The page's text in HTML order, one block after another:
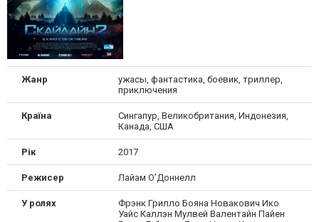
Жанр
ужасы, фантастика, боевик, триллер,
приключения
Країна
Сингапур, Великобритания, Индонезия,
Канада, США
Рік 2017
Режисер Лайам О’Доннелл
У ролях
Фрэнк Грилло Бояна Новакович Ико
Уайс Каллэн Мулвей Валентайн Пайен